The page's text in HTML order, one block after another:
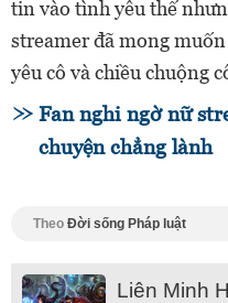
tin vào tình yêu thế
streamer đã mong
yêu cô và chiều chuộng
Fan nghi ngờ nữ
chuyện chẳng lành
Theo Đời sống Pháp luật
Liên Minh